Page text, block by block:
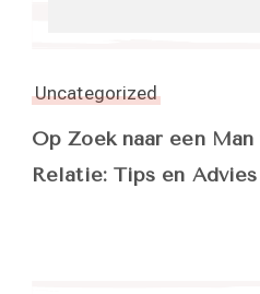
Uncategorized
Op Zoek naar een
Relatie: Tips en Advies